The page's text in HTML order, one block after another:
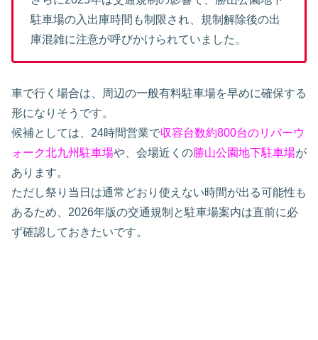
駐車場の入出庫時間も制限され、規制解除後の出
庫混雑に注意が呼びかけられていました。
車で行く場合は、周辺の一般有料駐車場を早めに確保する
形になりそうです。
候補としては、24時間営業で収容台数約800台のリバーウ
ォーク北九州駐車場や、会場近くの勝山公園地下駐車場が
あります。
ただし祭り当日は通常どおり使えない時間が出る可能性も
あるため、2026年版の交通規制と駐車場案内は直前に必
ず確認しておきたいです。